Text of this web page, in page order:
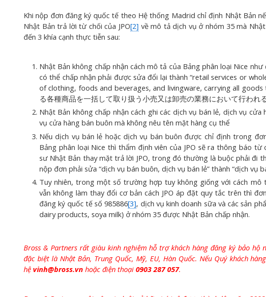
Khi nộp đơn đăng ký quốc tế theo Hệ thống Madrid chỉ định Nhật Bản
Nhật Bản trả lời từ chối của JPO[2] về mô tả dịch vụ ở nhóm 35 mà
đến 3 khía cạnh thực tiễn sau:
Nhật Bản không chấp nhận cách mô tả của Bảng phân loại Nice
có thể chấp nhận phải được sửa đổi lại thành “retail services or
of clothing, foods and beverages, and livingware, carrying all
る各種商品を一括して取り扱う小売又は卸売の業務において行われ
Nhật Bản không chấp nhận cách ghi các dịch vụ bán lẻ, dịch vụ
vụ cửa hàng bán buôn mà không nêu tên mặt hàng cụ thể
Nếu dịch vụ bán lẻ hoặc dịch vụ bán buôn được chỉ định trong
Bảng phân loại Nice thì thẩm định viên của JPO sẽ ra thông báo
sư Nhật Bản thay mặt trả lời JPO, trong đó thường là buộc phải đi
nộp đơn phải sửa “dịch vụ bán buôn, dịch vụ bán lẻ” thành “dịch vụ
Tuy nhiên, trong một số trường hợp tuy không giống với cách mô
vẫn không làm thay đổi cơ bản cách JPO áp đặt quy tắc trên thì
đăng ký quốc tế số 985886[3], dịch vụ kinh doanh sữa và các sản
dairy products, soya milk) ở nhóm 35 được Nhật Bản chấp nhận.
Bross & Partnersrất giàu kinh nghiệm hỗ trợ khách hàng đăng ký bảo hộ
đặc biệt là Nhật Bản, Trung Quốc, Mỹ, EU, Hàn Quốc. Nếu Quý khách
hệ vinh@bross.vn hoặc điện thoại 0903 287 057.